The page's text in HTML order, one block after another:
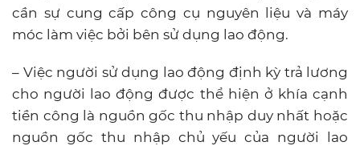
cần sự cung cấp công cụ nguyên liệu và máy
móc làm việc bởi bên sử dụng lao động.
– Việc người sử dụng lao động định kỳ trả lương
cho người lao động được thể hiện ở khía cạnh
tiền công là nguồn gốc thu nhập duy nhất hoặc
nguồn gốc thu nhập chủ yếu của người lao